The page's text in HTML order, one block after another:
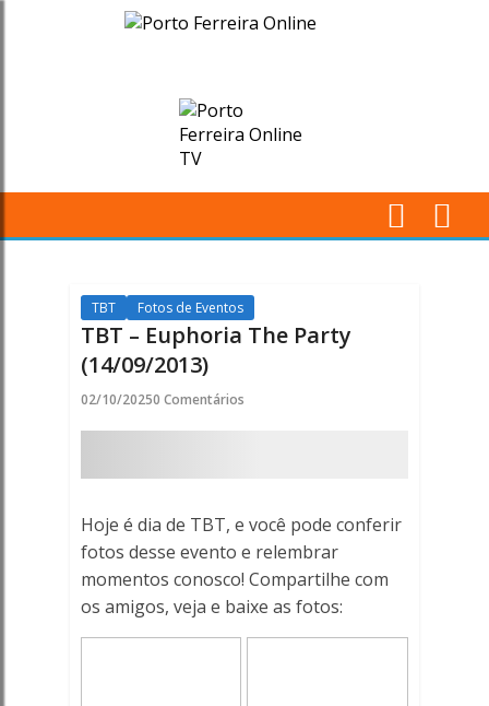
TBT
Euphoria
The
-
Porto
Ferreira
Porto
Ferreira
Online
TBT Fotos de Eventos
TBT – Euphoria The Party
(14/09/2013)
02/10/20250 Comentários
Hoje é dia de TBT, e você pode conferir
fotos desse evento e relembrar
momentos conosco! Compartilhe com
os amigos, veja e baixe as fotos: